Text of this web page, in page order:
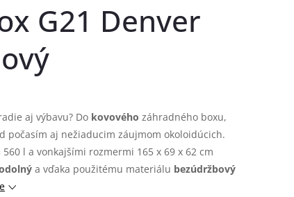
G21 Denver
aj výbavu? Do kovového záhradného boxu,
počasím aj nežiaducim záujmom okoloidúcich.
l a vonkajšími rozmermi 165 x 69 x 62 cm
a vďaka použitému materiálu bezúdržbový